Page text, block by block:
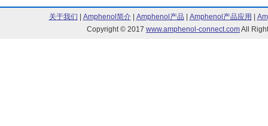
关于我们 Amphenol简介| Amphenol产品 Amphenol产品应用
Copyright © 2017 www.amphenol-connect.comAll